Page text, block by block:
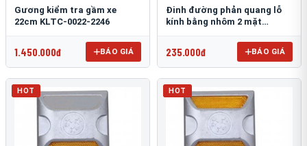
Gương kiểm tra gầm xe
22cm KLTC-0022-2246
1.450.000đ BÁO GIÁ
Đinh đường phản quang lỗ
kính bằng nhôm 2 mặt
235.000đ BÁO GIÁ
HOT HOT